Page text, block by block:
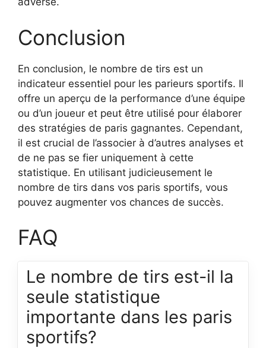
Conclusion
En conclusion, le nombre de tirs est un
indicateur essentiel pour les parieurs sportifs. Il
offre un aperçu de la performance d’une équipe
ou d’un joueur et peut être utilisé pour élaborer
des stratégies de paris gagnantes. Cependant,
il est crucial de l’associer à d’autres analyses et
de ne pas se fier uniquement à cette
statistique. En utilisant judicieusement le
nombre de tirs dans vos paris sportifs, vous
pouvez augmenter vos chances de succès.
FAQ
Le nombre de tirs est-il la
seule statistique
importante dans les paris
sportifs?